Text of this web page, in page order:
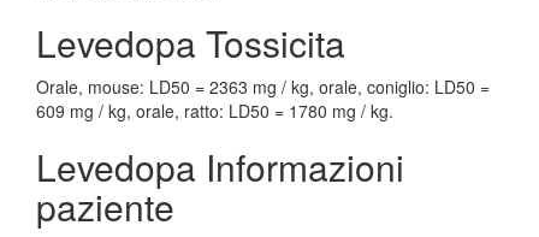
Levedopa Tossicita
Orale, mouse: LD50 = 2363 mg / kg, orale, coniglio: LD50 =
609 mg / kg, orale, ratto: LD50 = 1780 mg / kg.
Levedopa Informazioni
paziente